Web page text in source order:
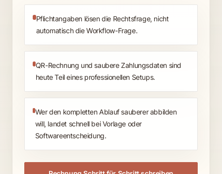
Pflichtangaben lösen die Rechtsfrage, nicht
automatisch die Workflow-Frage.
QR-Rechnung und saubere Zahlungsdaten sind
heute Teil eines professionellen Setups.
Wer den kompletten Ablauf sauberer abbilden
will, landet schnell bei Vorlage oder
Softwareentscheidung.